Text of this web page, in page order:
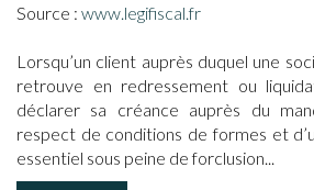
Source : www.legifiscal.fr
Lorsqu’un client auprès duquel une
retrouve en redressement ou
déclarer sa créance auprès du
respect de conditions de formes et
essentiel sous peine de forclusion...